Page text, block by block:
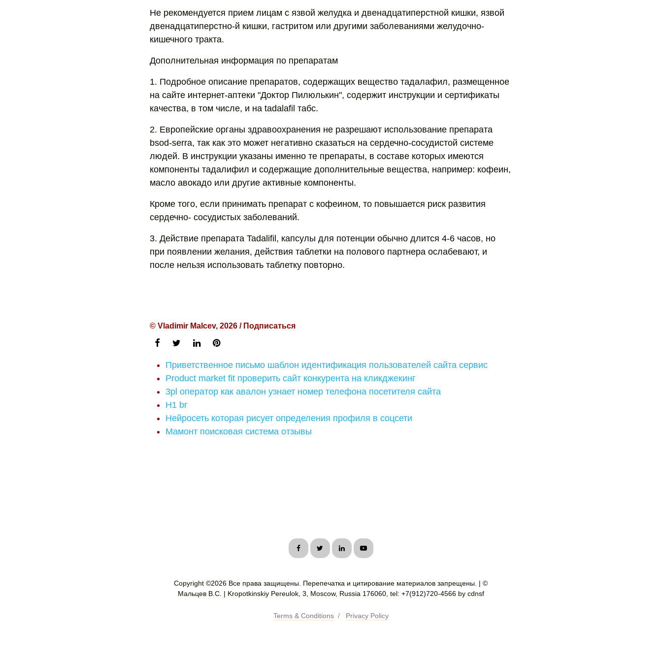
Не рекомендуется прием лицам с язвой желудка и двенадцатиперстной кишки, язвой
двенадцатиперстно-й кишки, гастритом или другими заболеваниями желудочно-
кишечного тракта.
Дополнительная информация по препаратам
1. Подробное описание препаратов, содержащих вещество тадалафил, размещенное
на сайте интернет-аптеки "Доктор Пилюлькин", содержит инструкции и сертификаты
качества, в том числе, и на tadalafil табс.
2. Европейские органы здравоохранения не разрешают использование препарата
bsod-serra, так как это может негативно сказаться на сердечно-сосудистой системе
людей. В инструкции указаны именно те препараты, в составе которых имеются
компоненты тадалифил и содержащие дополнительные вещества, например: кофеин,
масло авокадо или другие активные компоненты.
Кроме того, если принимать препарат с кофеином, то повышается риск развития
сердечно- сосудистых заболеваний.
3. Действие препарата Tadalifil, капсулы для потенции обычно длится 4-6 часов, но
при появлении желания, действия таблетки на полового партнера ослабевают, и
после нельзя использовать таблетку повторно.
© Vladimir Malcev, 2026 / Подписаться
Приветственное письмо шаблон идентификация пользователей сайта сервис
Product market fit проверить сайт конкурента на кликджекинг
3pl оператор как авалон узнает номер телефона посетителя сайта
H1 br
Нейросеть которая рисует определения профиля в соцсети
Мамонт поисковая система отзывы
Copyright ©2026 Все права защищены. Перепечатка и цитирование материалов запрещены. | ©
Мальцев В.С. | Kropotkinskiy Pereulok, 3, Moscow, Russia 176060, tel: +7(912)720-4566 by cdnsf
Terms & Conditions / Privacy Policy